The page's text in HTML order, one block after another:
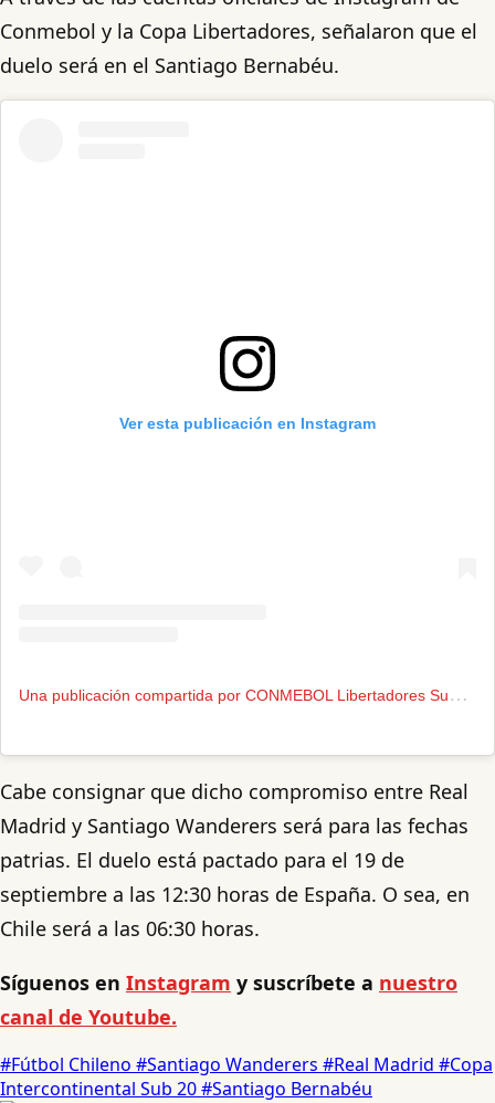
Conmebol y la Copa Libertadores, señalaron que el
duelo será en el Santiago Bernabéu.
Ver esta publicación en Instagram
U
na publicación compartida por CONMEBOL Libertadores Sub 20 (@libertadoresu20)
Cabe consignar que dicho compromiso entre Real
Madrid y Santiago Wanderers será para las fechas
patrias. El duelo está pactado para el 19 de
septiembre a las 12:30 horas de España. O sea, en
Chile será a las 06:30 horas.
Síguenos en Instagram y suscríbete a nuestro
canal de Youtube.
#Fútbol Chileno #Santiago Wanderers #Real Madrid #Copa
Intercontinental Sub 20#Santiago Bernabéu